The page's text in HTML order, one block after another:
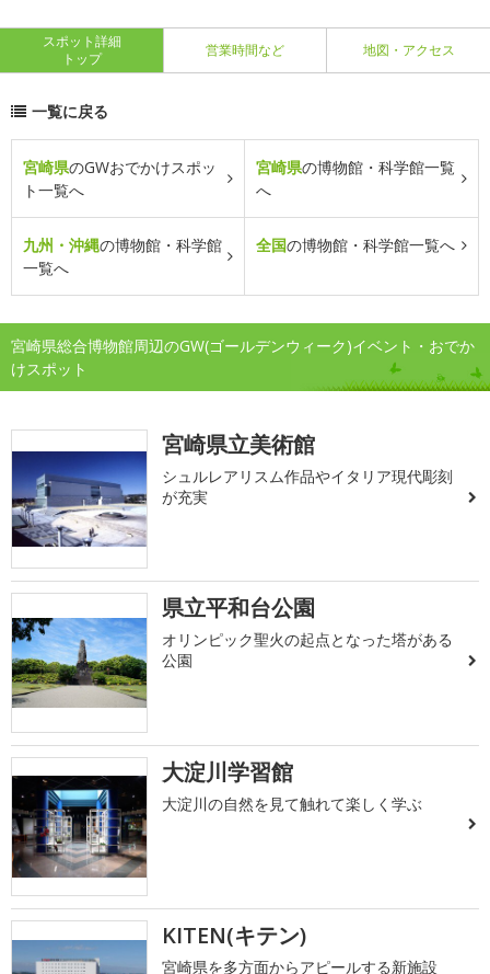
スポット詳細
トップ
営業時間など 地図・アクセス
一覧に戻る
宮崎県のGWおでかけスポッ
ト一覧へ
宮崎県の博物館・科学館一覧
へ
九州・沖縄の博物館・科学館
一覧へ
全国の博物館・科学館一覧へ
宮崎県総合博物館周辺のGW(ゴールデンウィーク)イベント・おでか
けスポット
宮崎県立美術館
シュルレアリスム作品やイタリア現代彫刻
が充実
県立平和台公園
オリンピック聖火の起点となった塔がある
公園
大淀川学習館
大淀川の自然を見て触れて楽しく学ぶ
KITEN(キテン)
宮崎県を多方面からアピールする新施設